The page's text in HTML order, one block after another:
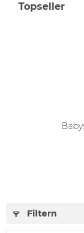
Topseller
Filtern